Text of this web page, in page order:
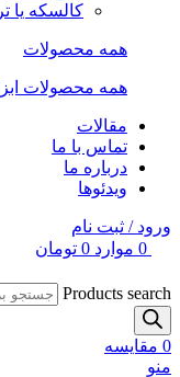
کالسکه یا
همه محصولات
همه محصولات
مقالات
تماس با ما
درباره ما
ویدئوها
ورود / ثبت نام
0 موارد 0 تومان
Products search
0 مقایسه
منو